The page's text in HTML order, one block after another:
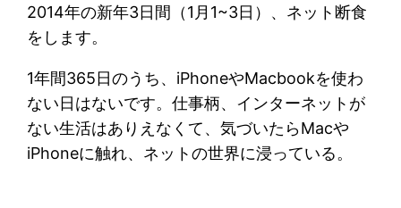
2014年の新年3日間（1月1~3日）、ネット断食
をします。
1年間365日のうち、iPhoneやMacbookを使わ
ない日はないです。仕事柄、インターネットが
ない生活はありえなくて、気づいたらMacや
iPhoneに触れ、ネットの世界に浸っている。